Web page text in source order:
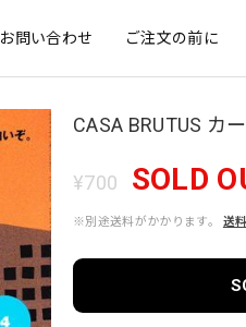
お問い合わせ ご注文の前に
CASA BRUTUS カ
¥700 SOLD
※別途送料がかかります。 送